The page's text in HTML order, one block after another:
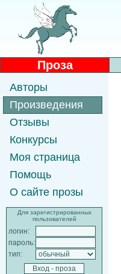
Проза
Авторы
Произведения
Отзывы
Конкурсы
Моя страница
Помощь
О сайте прозы
Для зарегистрированных
пользователей
логин:
пароль:
тип: